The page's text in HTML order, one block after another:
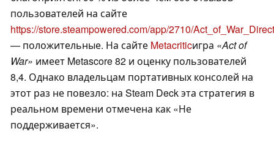
пользователей на сайте
https://store.steampowered.com/app/2710/
— положительные. На сайте Metacriticигра «Act of
War» имеет Metascore 82 и оценку пользователей
8,4. Однако владельцам портативных консолей на
этот раз не повезло: на Steam Deck эта стратегия в
реальном времени отмечена как «Не
поддерживается».